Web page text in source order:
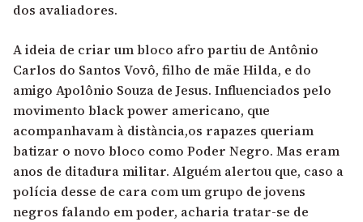
dos avaliadores.
A ideia de criar um bloco afro partiu de Antônio
Carlos do Santos Vovô, filho de mãe Hilda, e do
amigo Apolônio Souza de Jesus. Influenciados pelo
movimento black power americano, que
acompanhavam à distància,os rapazes queriam
batizar o novo bloco como Poder Negro. Mas eram
anos de ditadura militar. Alguém alertou que, caso a
polícia desse de cara com um grupo de jovens
negros falando em poder, acharia tratar-se de